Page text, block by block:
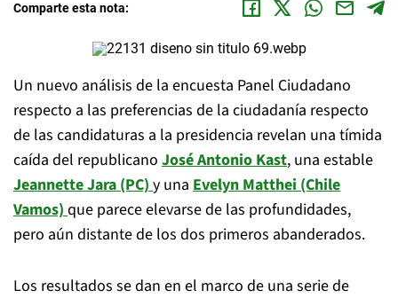
Comparte esta nota:
Un nuevo análisis de la encuesta Panel Ciudadano
respecto a las preferencias de la ciudadanía respecto
de las candidaturas a la presidencia revelan una tímida
caída del republicano José Antonio Kast, una estable
Jeannette Jara (PC)y una Evelyn Matthei(Chile
Vamos)que parece elevarse de las profundidades,
pero aún distante de los dos primeros abanderados.
Los resultados se dan en el marco de una serie de